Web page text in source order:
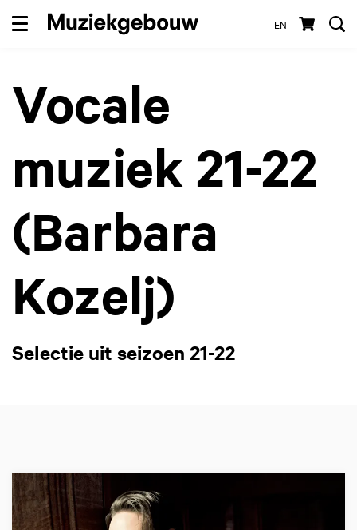
EN
Menu
Vocale
muziek 21-22
(Barbara
Kozelj)
Selectie uit seizoen 21-22